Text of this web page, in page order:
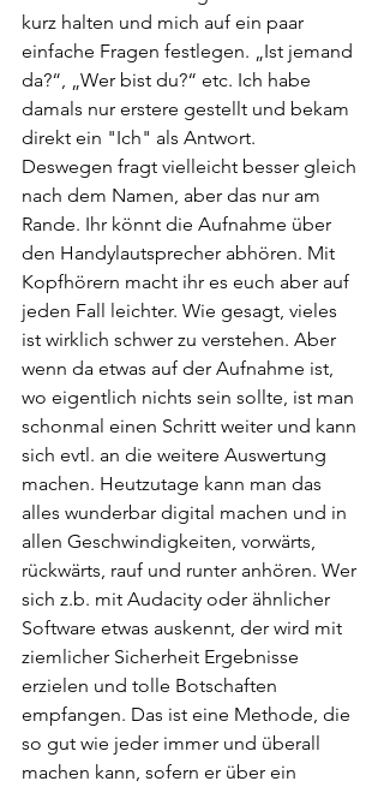
kurz halten und mich auf ein paar
einfache Fragen festlegen. „Ist jemand
da?“, „Wer bist du?“ etc. Ich habe
damals nur erstere gestellt und bekam
direkt ein "Ich" als Antwort.
Deswegen fragt vielleicht besser gleich
nach dem Namen, aber das nur am
Rande. Ihr könnt die Aufnahme über
den Handylautsprecher abhören. Mit
Kopfhörern macht ihr es euch aber auf
jeden Fall leichter. Wie gesagt, vieles
ist wirklich schwer zu verstehen. Aber
wenn da etwas auf der Aufnahme ist,
wo eigentlich nichts sein sollte, ist man
schonmal einen Schritt weiter und kann
sich evtl. an die weitere Auswertung
machen. Heutzutage kann man das
alles wunderbar digital machen und in
allen Geschwindigkeiten, vorwärts,
rückwärts, rauf und runter anhören. Wer
sich z.b. mit Audacity oder ähnlicher
Software etwas auskennt, der wird mit
ziemlicher Sicherheit Ergebnisse
erzielen und tolle Botschaften
empfangen. Das ist eine Methode, die
so gut wie jeder immer und überall
machen kann, sofern er über ein